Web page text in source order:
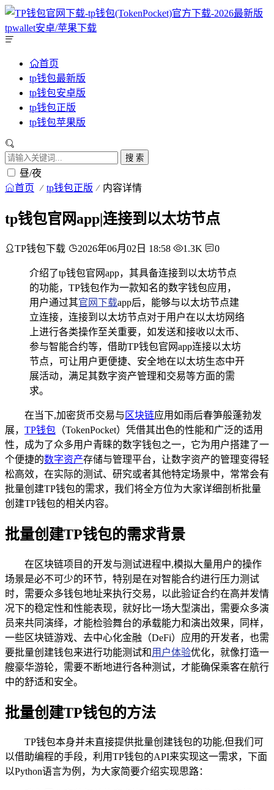
首页
tp钱包最新版
tp钱包安卓版
tp钱包正版
tp钱包苹果版
搜 索
昼/夜
首页 tp钱包正版 内容详情
tp钱包官网app|连接到以太坊节点
TP钱包下载 2026年06月02日 18:58 1.3K 0
介绍了tp钱包官网app，其具备连接到以太坊节点
的功能，TP钱包作为一款知名的数字钱包应用，
用户通过其官网下载app后，能够与以太坊节点建
立连接，连接到以太坊节点对于用户在以太坊网络
上进行各类操作至关重要，如发送和接收以太币、
参与智能合约等，借助TP钱包官网app连接以太坊
节点，可让用户更便捷、安全地在以太坊生态中开
展活动，满足其数字资产管理和交易等方面的需
求。
在当下,加密货币交易与 区块链应用如雨后春笋般蓬勃发
展， TP钱包 （TokenPocket）凭借其出色的性能和广泛的适用
性，成为了众多用户青睐的数字钱包之一，它为用户搭建了一
个便捷的数字资产存储与管理平台，让数字资产的管理变得轻
松高效，在实际的测试、研究或者其他特定场景中，常常会有
批量创建TP钱包的需求，我们将全方位为大家详细剖析批量
创建TP钱包的相关内容。
批量创建TP钱包的需求背景
在区块链项目的开发与测试进程中,模拟大量用户的操作
场景是必不可少的环节，特别是在对智能合约进行压力测试
时，需要众多钱包地址来执行交易，以此验证合约在高并发情
况下的稳定性和性能表现，就好比一场大型演出，需要众多演
员来共同演绎，才能检验舞台的承载能力和演出效果，同样，
一些区块链游戏、去中心化金融（DeFi）应用的开发者，也需
要批量创建钱包来进行功能测试和用户体验优化，就像打造一
艘豪华游轮，需要不断地进行各种测试，才能确保乘客在航行
中的舒适和安全。
批量创建TP钱包的方法
TP钱包本身并未直接提供批量创建钱包的功能,但我们可
以借助编程的手段，利用TP钱包的API来实现这一需求，下面
以Python语言为例，为大家简要介绍实现思路：